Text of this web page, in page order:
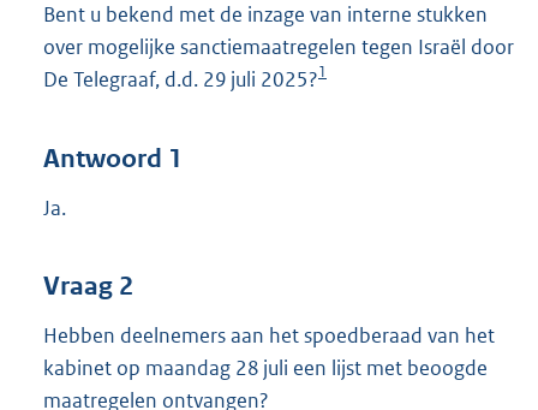
Bent u bekend met de inzage van interne stukken
over mogelijke sanctiemaatregelen tegen Israël door
De Telegraaf, d.d. 29 juli 2025?1
Antwoord 1
Ja.
Vraag 2
Hebben deelnemers aan het spoedberaad van het
kabinet op maandag 28 juli een lijst met beoogde
maatregelen ontvangen?